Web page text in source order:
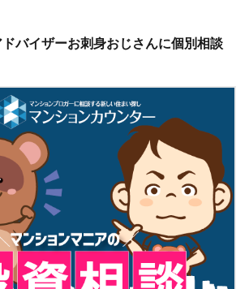
ドバイザーお刺身おじさんに個別相談